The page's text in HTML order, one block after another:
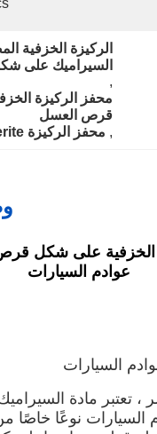
على شكل قرص العسل
وصف المنتج
قرص العسل تنقية
المستخدمة في
خاصًا من السيراميك